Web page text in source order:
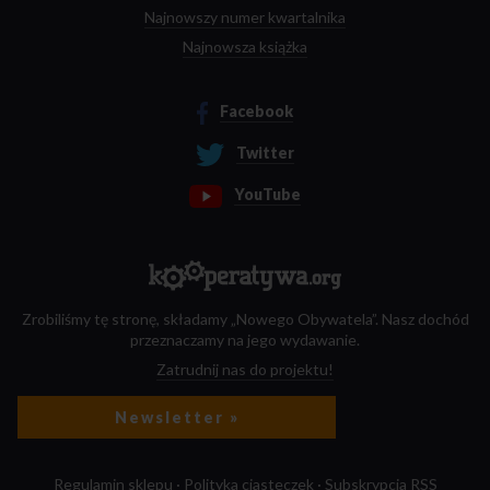
Najnowszy numer kwartalnika
Najnowsza książka
Facebook
Twitter
YouTube
Zrobiliśmy tę stronę, składamy „Nowego Obywatela”. Nasz dochód
przeznaczamy na jego wydawanie.
Zatrudnij nas do projektu!
Newsletter »
Regulamin sklepu · Polityka ciasteczek · Subskrypcja RSS